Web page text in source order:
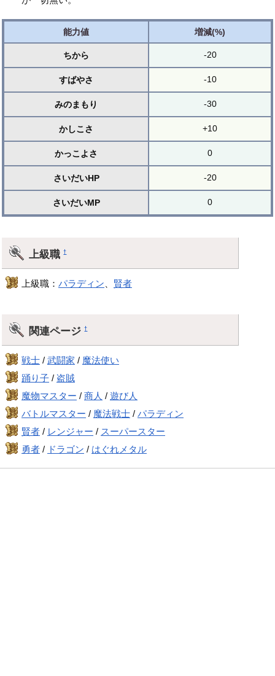
能力値 増減(%)
ちから -20
すばやさ -10
みのまもり -30
かしこさ +10
かっこよさ 0
さいだいHP -20
さいだいMP 0
上級職†
上級職：パラディン 賢者
関連ページ†
戦士 /武闘家 / 魔法使い
踊り子 / 盗賊
魔物マスター /商人 /遊び人
バトルマスター / 魔法戦士 /パラディン
賢者 / レンジャー / スーパースター
勇者 / ドラゴン / はぐれメタル